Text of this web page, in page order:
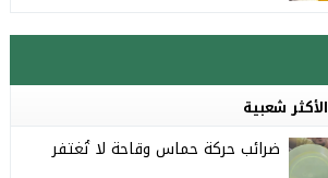
الأكثر شعبية
ضرائب حركة حماس وقاحة لا تُغتفر